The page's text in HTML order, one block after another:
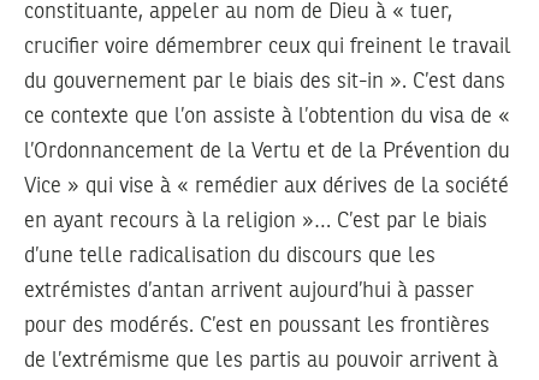
constituante, appeler au nom de Dieu à « tuer,
crucifier voire démembrer ceux qui freinent le travail
du gouvernement par le biais des sit-in ». C’est dans
ce contexte que l’on assiste à l’obtention du visa de «
l’Ordonnancement de la Vertu et de la Prévention du
Vice » qui vise à « remédier aux dérives de la société
en ayant recours à la religion »… C’est par le biais
d’une telle radicalisation du discours que les
extrémistes d’antan arrivent aujourd’hui à passer
pour des modérés. C’est en poussant les frontières
de l’extrémisme que les partis au pouvoir arrivent à